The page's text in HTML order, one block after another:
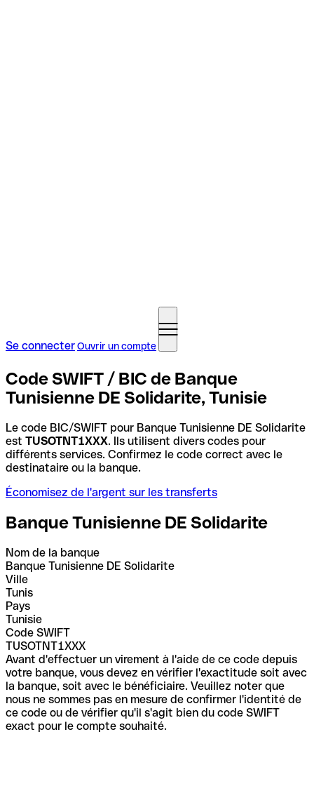
Se connecterOuvrir un compte
Code SWIFT / BIC de Banque
Tunisienne DE Solidarite, Tunisie
Le code BIC/SWIFT pour Banque Tunisienne DE Solidarite
est TUSOTNT1XXX. Ils utilisent divers codes pour
différents services. Confirmez le code correct avec le
destinataire ou la banque.
Économisez de l'argent sur les transferts
Banque Tunisienne DE Solidarite
Nom de la banque
Banque Tunisienne DE Solidarite
Ville
Tunis
Pays
Tunisie
Code SWIFT
TUSOTNT1XXX
Avant d'effectuer un virement à l'aide de ce code depuis
votre banque, vous devez en vérifier l'exactitude soit avec
la banque, soit avec le bénéficiaire. Veuillez noter que
nous ne sommes pas en mesure de confirmer l'identité de
ce code ou de vérifier qu'il s'agit bien du code SWIFT
exact pour le compte souhaité.